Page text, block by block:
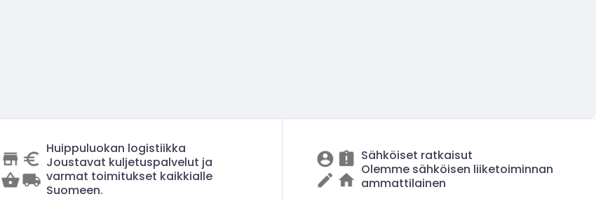
Huippuluokan logistiikka
Joustavat kuljetuspalvelut ja
varmat toimitukset kaikkialle
Suomeen.
Sähköiset ratkaisut
Olemme sähköisen liiketoiminnan
ammattilainen